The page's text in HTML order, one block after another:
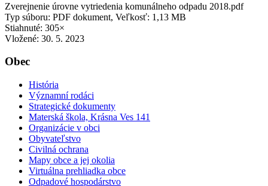
Zverejnenie úrovne vytriedenia komunálneho odpadu 2018.pdf
Typ súboru: PDF dokument, Veľkosť: 1,13 MB
Stiahnuté: 305×
Vložené: 30. 5. 2023
Obec
História
Významní rodáci
Strategické dokumenty
Materská škola, Krásna Ves 141
Organizácie v obci
Obyvateľstvo
Civilná ochrana
Mapy obce a jej okolia
Virtuálna prehliadka obce
Odpadové hospodárstvo